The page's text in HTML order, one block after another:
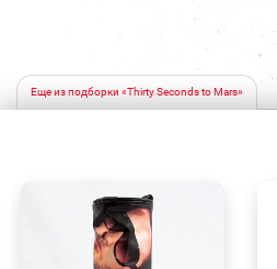
Еще из подборки «Thirty Seconds to Mars»